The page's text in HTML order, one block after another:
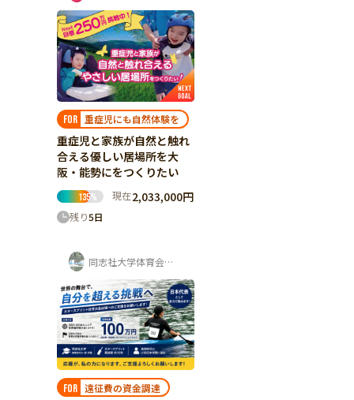
FOR 重症児にも自然体験を
重症児と家族が自然と触れ
合える優しい居場所を大
阪・能勢にをつくりたい
135% 現在2,033,000円
残り5日
同志社大学体育会カヌー部 寺岡夏鈴
FOR 遠征費の資金調達